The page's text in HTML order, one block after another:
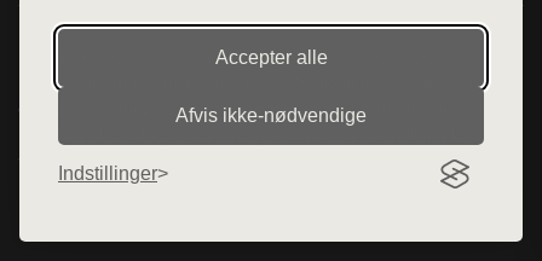
Accepter alle
Afvis ikke‑nødvendige
Indstillinger
Denne side er en del af want.dk, der udgiver en række
hjemmesider med præsentation af forskellige produkter fra
diverse webshops. Der sælges ikke varer fra denne side - vi
henviser til de shops, som sælger varen. Vi har heller ikke
varerne på lager.